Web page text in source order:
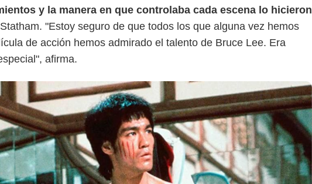
y la manera en que controlaba cada escena lo hicieron
"Estoy seguro de que todos los que alguna vez hemos
de acción hemos admirado el talento de Bruce Lee. Era
afirma.
Google